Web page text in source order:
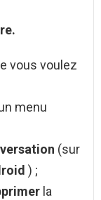
vous voulez
menu
(sur
) ;
la